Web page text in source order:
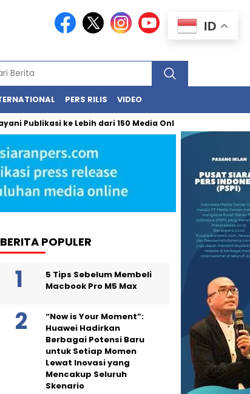
PERS RILIS VIDEO
ke Lebih dari 150 Media Online Berbagai Segmentasi
BERITA POPULER
5 Tips Sebelum Membeli
Macbook Pro M5 Max
“Now is Your Moment”:
Huawei Hadirkan
Berbagai Potensi Baru
untuk Setiap Momen
Lewat Inovasi yang
Mencakup Seluruh
Skenario
ID